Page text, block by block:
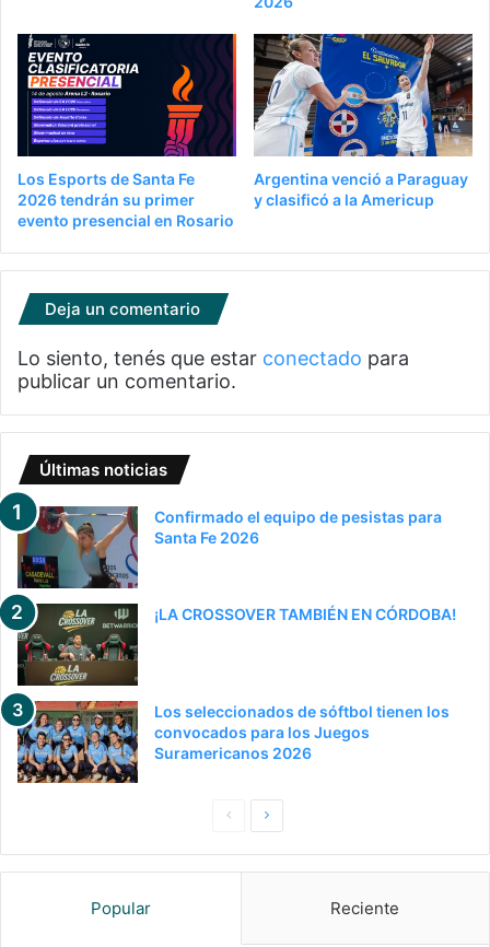
Los Esports de Santa Fe
2026 tendrán su primer
evento presencial en Rosario
Argentina venció a Paraguay
y clasificó a la Americup
Deja un comentario
Lo siento, tenés que estar conectado para
publicar un comentario.
Últimas noticias
Confirmado el equipo de pesistas para
Santa Fe 2026
¡LA CROSSOVER TAMBIÉN EN CÓRDOBA!
Los seleccionados de sóftbol tienen los
convocados para los Juegos
Suramericanos 2026
PaginaSiguiente
Popular Reciente